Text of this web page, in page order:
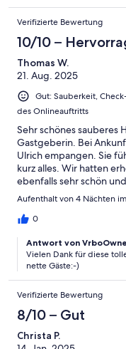
Verifizierte Bewertung
10/10 –
Thomas W.
21. Aug. 2025
Gut: Sauberkeit,
des Onlineauftritts
Sehr schönes sauberes
Gastgeberin. Bei
Ulrich empangen. Sie
kurz alles. Wir hatten
ebenfalls sehr schön
Baden ein. Im und am
wird. Auch ein guter
hier schlechte
10 von 10 Punkten.
Aufenthalt von 4 Nächten
0
Antwort von
Vielen Dank für diese
nette Gäste:-)
Verifizierte Bewertung
8/10 – Gut
Christa P.